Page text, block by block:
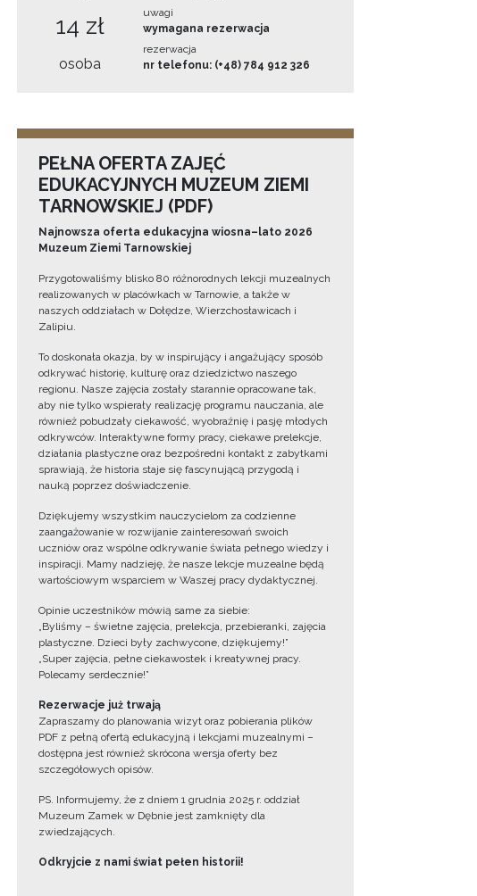
14 zł
osoba
uwagi
wymagana rezerwacja
rezerwacja
nr telefonu: (+48) 784 912 326
PEŁNA OFERTA ZAJĘĆ
EDUKACYJNYCH MUZEUM ZIEMI
TARNOWSKIEJ (PDF)
Najnowsza oferta edukacyjna wiosna–lato 2026
Muzeum Ziemi Tarnowskiej
Przygotowaliśmy blisko 80 różnorodnych lekcji muzealnych
realizowanych w placówkach w Tarnowie, a także w
naszych oddziałach w Dołędze, Wierzchosławicach i
Zalipiu.
To doskonała okazja, by w inspirujący i angażujący sposób
odkrywać historię, kulturę oraz dziedzictwo naszego
regionu. Nasze zajęcia zostały starannie opracowane tak,
aby nie tylko wspierały realizację programu nauczania, ale
również pobudzały ciekawość, wyobraźnię i pasję młodych
odkrywców. Interaktywne formy pracy, ciekawe prelekcje,
działania plastyczne oraz bezpośredni kontakt z zabytkami
sprawiają, że historia staje się fascynującą przygodą i
nauką poprzez doświadczenie.
Dziękujemy wszystkim nauczycielom za codzienne
zaangażowanie w rozwijanie zainteresowań swoich
uczniów oraz wspólne odkrywanie świata pełnego wiedzy i
inspiracji. Mamy nadzieję, że nasze lekcje muzealne będą
wartościowym wsparciem w Waszej pracy dydaktycznej.
Opinie uczestników mówią same za siebie:
„Byliśmy – świetne zajęcia, prelekcja, przebieranki, zajęcia
plastyczne. Dzieci były zachwycone, dziękujemy!”
„Super zajęcia, pełne ciekawostek i kreatywnej pracy.
Polecamy serdecznie!”
Rezerwacje już trwają
Zapraszamy do planowania wizyt oraz pobierania plików
PDF z pełną ofertą edukacyjną i lekcjami muzealnymi –
dostępna jest również skrócona wersja oferty bez
szczegółowych opisów.
PS. Informujemy, że z dniem 1 grudnia 2025 r. oddział
Muzeum Zamek w Dębnie jest zamknięty dla
zwiedzających.
Odkryjcie z nami świat pełen historii!